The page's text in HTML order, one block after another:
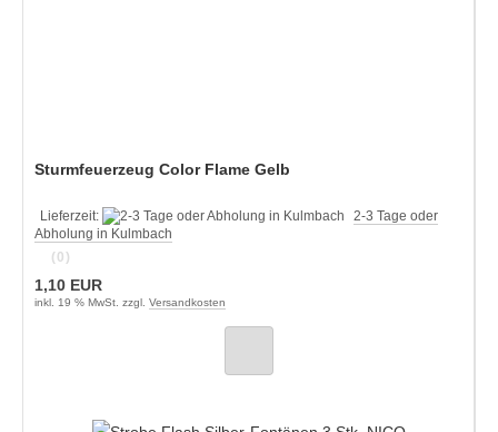
Sturmfeuerzeug Color Flame Gelb
Lieferzeit:
2-3 Tage oder
Abholung in Kulmbach
(0)
1,10 EUR
inkl. 19 % MwSt. zzgl. Versandkosten